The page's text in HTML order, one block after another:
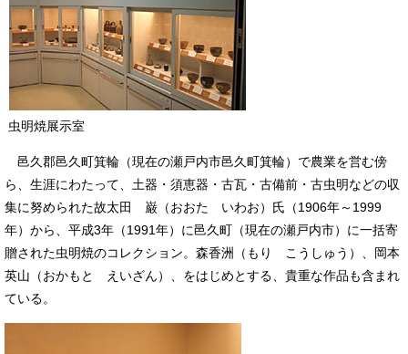
虫明焼展示室
邑久郡邑久町箕輪（現在の瀬戸内市邑久町箕輪）で農業を営む傍
ら、生涯にわたって、土器・須恵器・古瓦・古備前・古虫明などの収
集に努められた故太田 巌（おおた いわお）氏（1906年～1999
年）から、平成3年（1991年）に邑久町（現在の瀬戸内市）に一括寄
贈された虫明焼のコレクション。森香洲（もり こうしゅう）、岡本
英山（おかもと えいざん）、をはじめとする、貴重な作品も含まれ
ている。